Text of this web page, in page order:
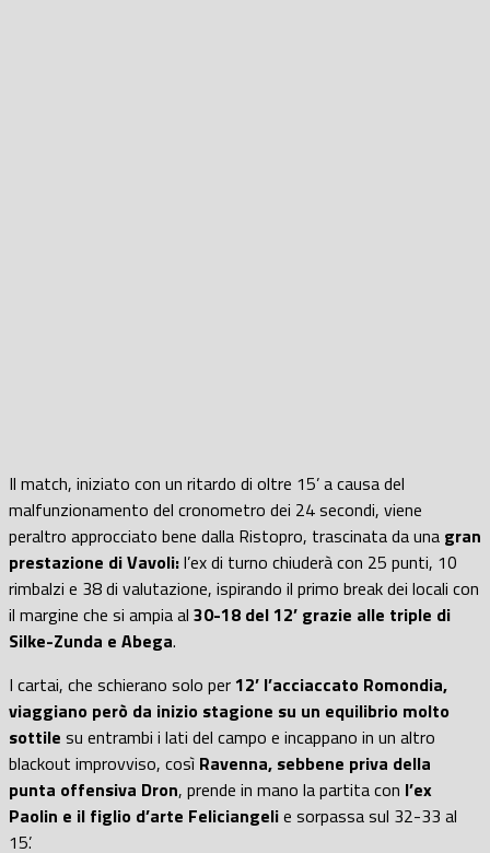
Il match, iniziato con un ritardo di oltre 15’ a causa del
malfunzionamento del cronometro dei 24 secondi, viene
peraltro approcciato bene dalla Ristopro, trascinata da una gran
prestazione di Vavoli:l’ex di turno chiuderà con 25 punti, 10
rimbalzi e 38 di valutazione, ispirando il primo break dei locali con
il margine che si ampia al 30-18 del 12’ grazie alle triple di
Silke-Zunda e Abega.
I cartai, che schierano solo per12’ l’acciaccato Romondia,
viaggiano però da inizio stagione su un equilibrio molto
sottile su entrambi i lati del campo e incappano in un altro
blackout improvviso, così Ravenna, sebbene priva della
punta offensiva Dron, prende in mano la partita con l’ex
Paolin e il figlio d’arte Feliciangelie sorpassa sul 32-33 al
15’.